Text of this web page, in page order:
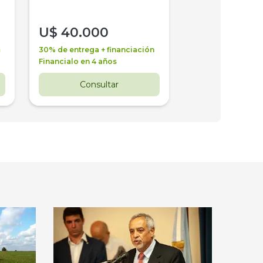
U$ 40.000
30% de entrega + financiación
Financialo en 4 años
Consultar